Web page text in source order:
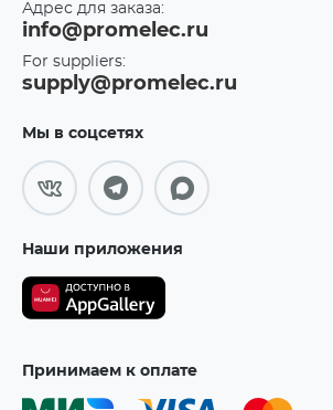
Адрес для заказа:
info@promelec.ru
For suppliers:
supply@promelec.ru
Мы в соцсетях
Наши приложения
Принимаем к оплате